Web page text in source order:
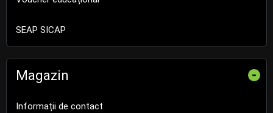
SEAP SICAP
Magazin -
Informații de contact